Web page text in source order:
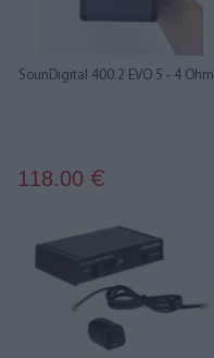
SounDigital 400.2 EVO 5 - 4 Ohm
118.00 €